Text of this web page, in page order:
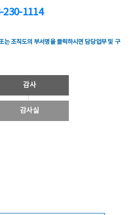
230-1114
는 조직도의 부서명을 클릭하시면 담당업무 및 구
감사
감사실